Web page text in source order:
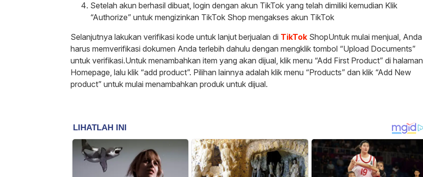
Setelah akun berhasil dibuat, login dengan akun TikTok yang telah dimiliki kemudian Klik
“Authorize” untuk mengizinkan TikTok Shop mengakses akun TikTok
Selanjutnya lakukan verifikasi kode untuk lanjut berjualan di TikTok ShopUntuk mulai menjual, Anda
harus memverifikasi dokumen Anda terlebih dahulu dengan mengklik tombol “Upload Documents”
untuk verifikasi.Untuk menambahkan item yang akan dijual, klik menu “Add First Product” di halaman
Homepage, lalu klik “add product”. Pilihan lainnya adalah klik menu “Products” dan klik “Add New
product” untuk mulai menambahkan produk untuk dijual.